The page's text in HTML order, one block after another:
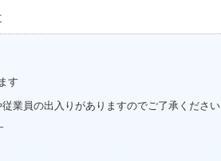
す
業員の出入りがありますのでご了承ください